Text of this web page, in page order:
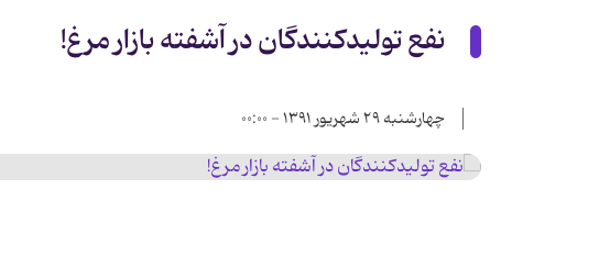
نفع تولیدکنندگان در آشفته بازار مرغ!
چهارشنبه ۲۹ شهریور ۱۳۹۱ - ۰۰:۰۰